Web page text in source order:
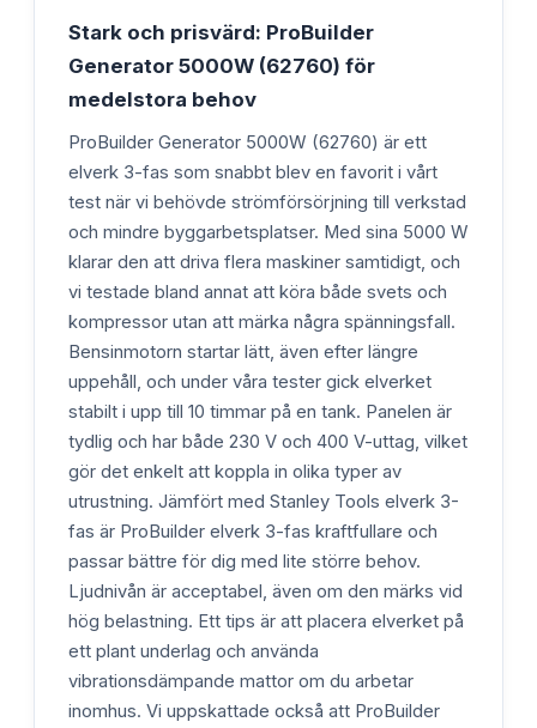
Stark och prisvärd: ProBuilder
Generator 5000W (62760) för
medelstora behov
ProBuilder Generator 5000W (62760) är ett
elverk 3-fas som snabbt blev en favorit i vårt
test när vi behövde strömförsörjning till verkstad
och mindre byggarbetsplatser. Med sina 5000 W
klarar den att driva flera maskiner samtidigt, och
vi testade bland annat att köra både svets och
kompressor utan att märka några spänningsfall.
Bensinmotorn startar lätt, även efter längre
uppehåll, och under våra tester gick elverket
stabilt i upp till 10 timmar på en tank. Panelen är
tydlig och har både 230 V och 400 V-uttag, vilket
gör det enkelt att koppla in olika typer av
utrustning. Jämfört med Stanley Tools elverk 3-
fas är ProBuilder elverk 3-fas kraftfullare och
passar bättre för dig med lite större behov.
Ljudnivån är acceptabel, även om den märks vid
hög belastning. Ett tips är att placera elverket på
ett plant underlag och använda
vibrationsdämpande mattor om du arbetar
inomhus. Vi uppskattade också att ProBuilder